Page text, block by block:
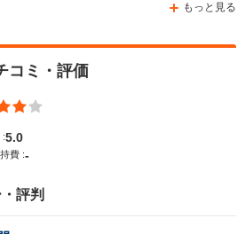
└郊外:27.0～
もっと見る
コミ・評価
:5.0
費 :-
評判